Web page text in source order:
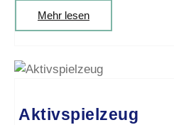
Mehr lesen
Aktivspielzeug